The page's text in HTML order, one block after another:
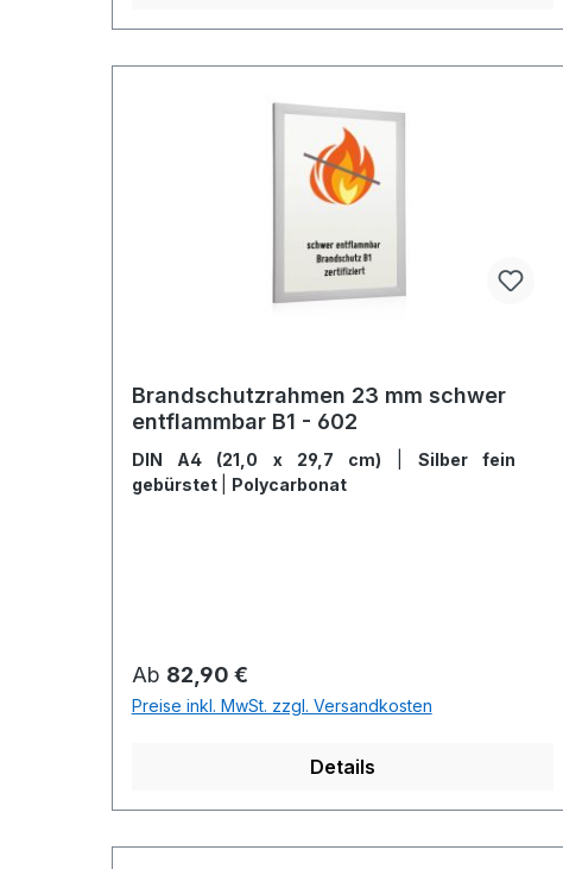
Brandschutzrahmen 23 mm schwer
entflammbar B1 - 602
DIN A4 (21,0 x 29,7 cm)
Silber fein
gebürstet
Polycarbonat
Regulärer Preis:
Ab 82,90 €
Preise inkl. MwSt. zzgl. Versandkosten
Details